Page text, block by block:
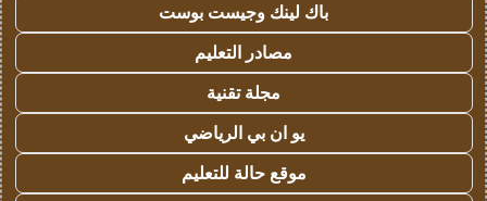
باك لينك وجيست بوست
مصادر التعليم
مجلة تقنية
يو ان بي الرياضي
موقع حالة للتعليم